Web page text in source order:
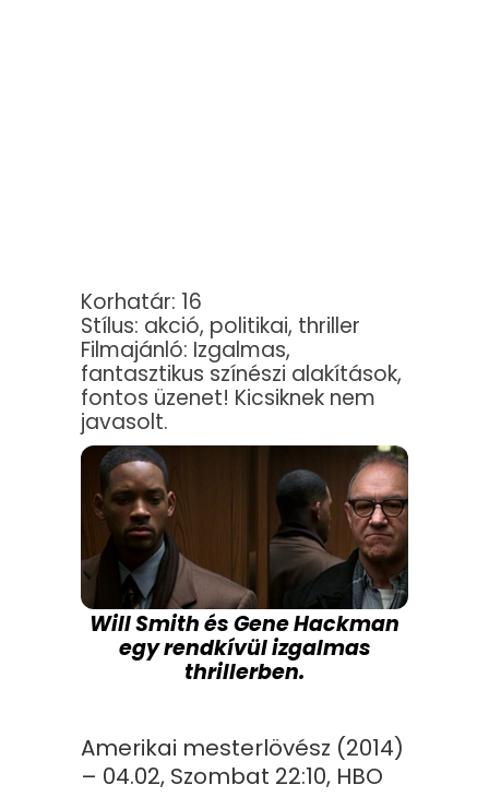
Korhatár: 16
Stílus: akció, politikai, thriller
Filmajánló: Izgalmas,
fantasztikus színészi alakítások,
fontos üzenet! Kicsiknek nem
javasolt.
Will Smith és Gene Hackman
egy rendkívül izgalmas
thrillerben.
Amerikai mesterlövész (2014)
– 04.02, Szombat 22:10, HBO